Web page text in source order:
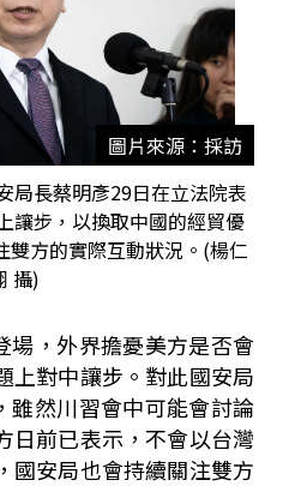
圖片來源：採訪
局長蔡明彥29日在立法院表
讓步，以換取中國的經貿優
雙方的實際互動狀況。(楊仁
攝)
場，外界擔憂美方是否會
上對中讓步。對此國安局
雖然川習會中可能會討論
日前已表示，不會以台灣
國安局也會持續關注雙方